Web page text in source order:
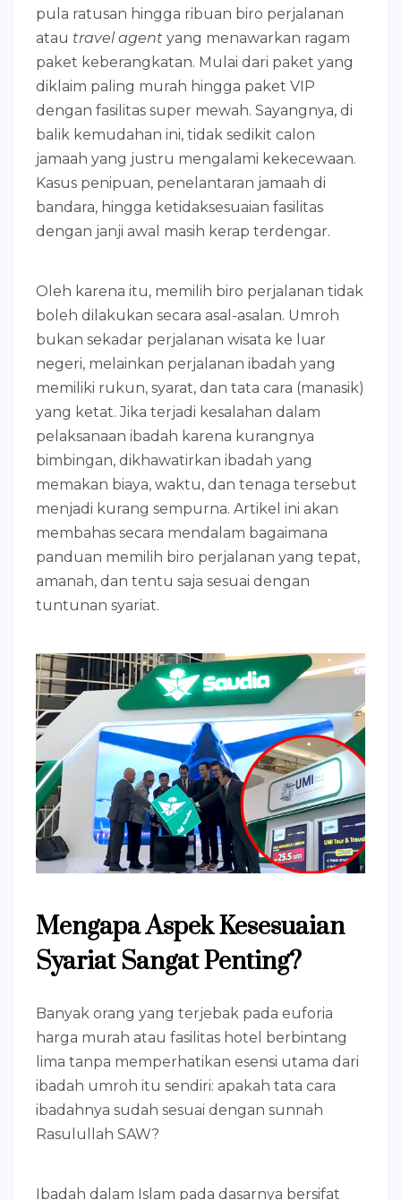
pula ratusan hingga ribuan biro perjalanan
atau travel agent yang menawarkan ragam
paket keberangkatan. Mulai dari paket yang
diklaim paling murah hingga paket VIP
dengan fasilitas super mewah. Sayangnya, di
balik kemudahan ini, tidak sedikit calon
jamaah yang justru mengalami kekecewaan.
Kasus penipuan, penelantaran jamaah di
bandara, hingga ketidaksesuaian fasilitas
dengan janji awal masih kerap terdengar.
Oleh karena itu, memilih biro perjalanan tidak
boleh dilakukan secara asal-asalan. Umroh
bukan sekadar perjalanan wisata ke luar
negeri, melainkan perjalanan ibadah yang
memiliki rukun, syarat, dan tata cara (manasik)
yang ketat. Jika terjadi kesalahan dalam
pelaksanaan ibadah karena kurangnya
bimbingan, dikhawatirkan ibadah yang
memakan biaya, waktu, dan tenaga tersebut
menjadi kurang sempurna. Artikel ini akan
membahas secara mendalam bagaimana
panduan memilih biro perjalanan yang tepat,
amanah, dan tentu saja sesuai dengan
tuntunan syariat.
Mengapa Aspek Kesesuaian
Syariat Sangat Penting?
Banyak orang yang terjebak pada euforia
harga murah atau fasilitas hotel berbintang
lima tanpa memperhatikan esensi utama dari
ibadah umroh itu sendiri: apakah tata cara
ibadahnya sudah sesuai dengan sunnah
Rasulullah SAW?
Ibadah dalam Islam pada dasarnya bersifat